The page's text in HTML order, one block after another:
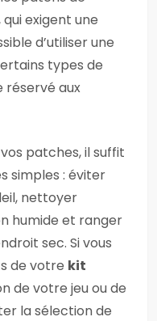
exigent une
d’utiliser une
types de
réservé aux
patches, il suffit
simples : éviter
nettoyer
humide et ranger
sec. Si vous
de votre kit
de votre jeu ou de
la sélection de